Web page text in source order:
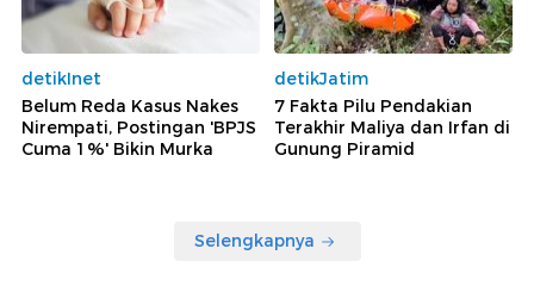
detikInet
Belum Reda Kasus Nakes
Nirempati, Postingan 'BPJS
Cuma 1%' Bikin Murka
detikJatim
7 Fakta Pilu Pendakian
Terakhir Maliya dan Irfan di
Gunung Piramid
Selengkapnya